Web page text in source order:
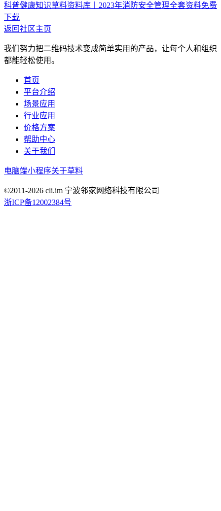
科普健康知识草料资料库丨2023年消防安全管理全套资料免费
下载
返回社区主页
我们努力把二维码技术变成简单实用的产品，让每个人和组织
都能轻松使用。
首页
平台介绍
场景应用
行业应用
价格方案
帮助中心
关于我们
电脑端小程序关于草料
©2011-2026 cli.im 宁波邻家网络科技有限公司
浙ICP备12002384号